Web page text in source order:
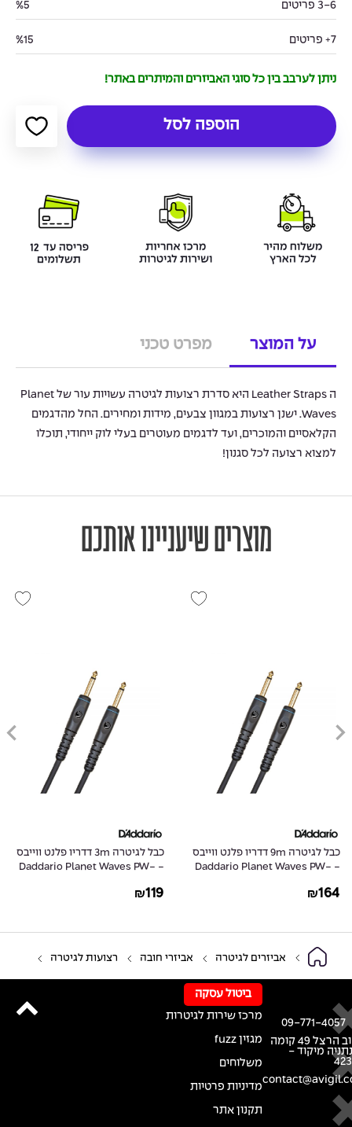
3-6 פריטים %5
7+ פריטים %15
ניתן לערבב בין כל סוגי האביזרים והמיתרים באתר!
הוספה לסל
על המוצר מפרט טכני
ה Leather Straps היא סדרת רצועות לגיטרה עשויות עור של Planet
Waves. ישנן רצועות במגוון צבעים, מידות ומחירים. החל מהדגמים
הקלאסיים והמוכרים, ועד לדגמים מעוטרים בעלי לוק ייחודי, תוכלו
למצוא רצועה לכל סגנון!
מוצרים שיעניינו אותכם
כבל לגיטרה 9m דדריו פלנט ווייבס
- Daddario Planet Waves PW-
₪164
כבל לגיטרה 3m דדריו פלנט ווייבס
- Daddario Planet Waves PW-
₪119
אביזרים לגיטרה אביזרי חובה רצועות לגיטרה
רחוב הרצל 49 קומה
מיקוד -
09-771-4057
ביטול עסקה
מרכז שירות לגיטרות
מגזין fuzz
משלוחים
מדיניות פרטיות
תקנון אתר